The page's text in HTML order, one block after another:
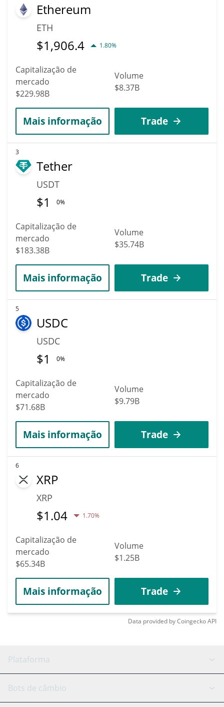
Ethereum
ETH
$1,906.4 1.80%
Capitalização de
mercado
$229.98B
Volume
$8.37B
Mais informação Trade
3
Tether
USDT
$1 0%
Capitalização de
mercado
$183.38B
Volume
$35.74B
Mais informação Trade
5
USDC
USDC
$1 0%
Capitalização de
mercado
$71.68B
Volume
$9.79B
Mais informação Trade
6
XRP
XRP
$1.04 1.70%
Capitalização de
mercado
$65.34B
Volume
$1.25B
Mais informação Trade
Data provided byCoingeckoAPI
Plataforma
Bot GRID
Bots de câmbio